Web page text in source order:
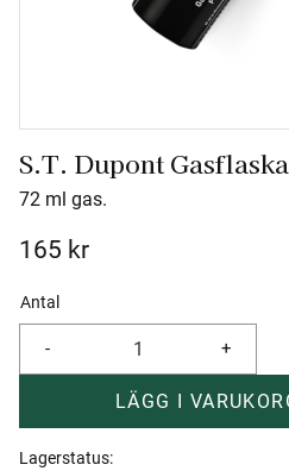
S.T. Dupont Gasflaska
72 ml gas.
165 kr
Antal
+
-
Lagerstatus